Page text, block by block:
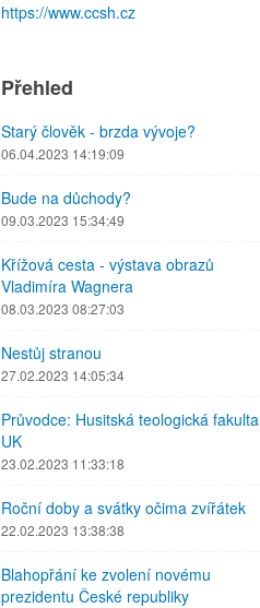
https://www.ccsh.cz
Přehled
Starý člověk - brzda vývoje?
06.04.2023 14:19:09
Bude na důchody?
09.03.2023 15:34:49
Křížová cesta - výstava obrazů
Vladimíra Wagnera
08.03.2023 08:27:03
Nestůj stranou
27.02.2023 14:05:34
Průvodce: Husitská teologická fakulta
UK
23.02.2023 11:33:18
Roční doby a svátky očima zvířátek
22.02.2023 13:38:38
Blahopřání ke zvolení novému
prezidentu České republiky